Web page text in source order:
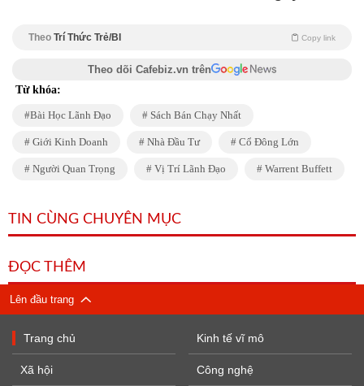
Theo Trí Thức Trẻ/BI Copy link
Theo dõi Cafebiz.vn trên
Từ khóa:
Bài Học Lãnh Đạo Sách Bán Chạy Nhất
Giới Kinh Doanh Nhà Đầu Tư Cổ Đông Lớn
Người Quan Trọng Vị Trí Lãnh Đạo Warrent Buffett
TIN CÙNG CHUYÊN MỤC
ĐỌC THÊM
Lên đầu trang
Trang chủ
Xã hội
Kinh tế vĩ mô
Công nghệ